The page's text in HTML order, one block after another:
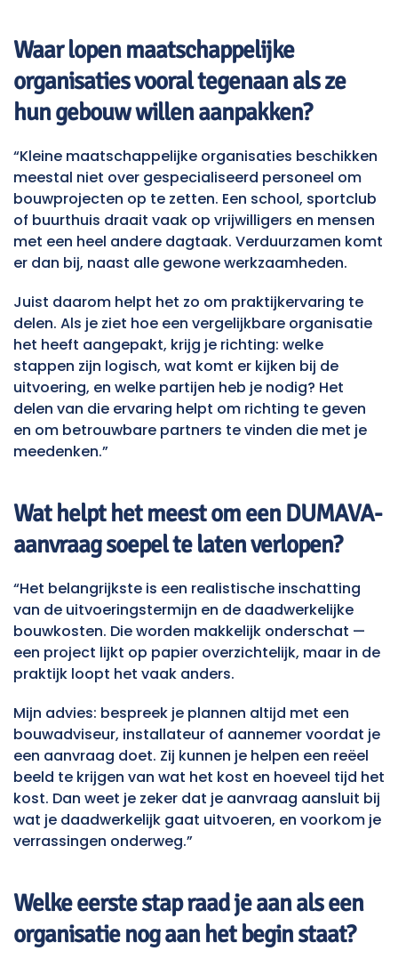
Waar lopen maatschappelijke
organisaties vooral tegenaan als ze
hun gebouw willen aanpakken?
“Kleine maatschappelijke organisaties beschikken
meestal niet over gespecialiseerd personeel om
bouwprojecten op te zetten. Een school, sportclub
of buurthuis draait vaak op vrijwilligers en mensen
met een heel andere dagtaak. Verduurzamen komt
er dan bij, naast alle gewone werkzaamheden.
Juist daarom helpt het zo om praktijkervaring te
delen. Als je ziet hoe een vergelijkbare organisatie
het heeft aangepakt, krijg je richting: welke
stappen zijn logisch, wat komt er kijken bij de
uitvoering, en welke partijen heb je nodig? Het
delen van die ervaring helpt om richting te geven
en om betrouwbare partners te vinden die met je
meedenken.”
Wat helpt het meest om een DUMAVA-
aanvraag soepel te laten verlopen?
“Het belangrijkste is een realistische inschatting
van de uitvoeringstermijn en de daadwerkelijke
bouwkosten. Die worden makkelijk onderschat —
een project lijkt op papier overzichtelijk, maar in de
praktijk loopt het vaak anders.
Mijn advies: bespreek je plannen altijd met een
bouwadviseur, installateur of aannemer voordat je
een aanvraag doet. Zij kunnen je helpen een reëel
beeld te krijgen van wat het kost en hoeveel tijd het
kost. Dan weet je zeker dat je aanvraag aansluit bij
wat je daadwerkelijk gaat uitvoeren, en voorkom je
verrassingen onderweg.”
Welke eerste stap raad je aan als een
organisatie nog aan het begin staat?